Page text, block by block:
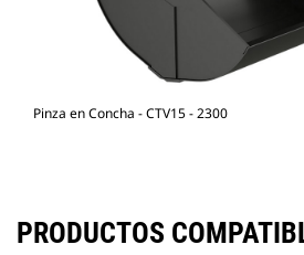
Pinza en Concha - CTV15 - 2300
PRODUCTOS